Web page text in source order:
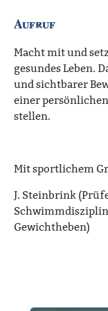
Aufruf
Macht mit und
gesundes Leben.
und sichtbarer
einer
stellen.
Mit sportlichem
J. Steinbrink
Gewichtheben)